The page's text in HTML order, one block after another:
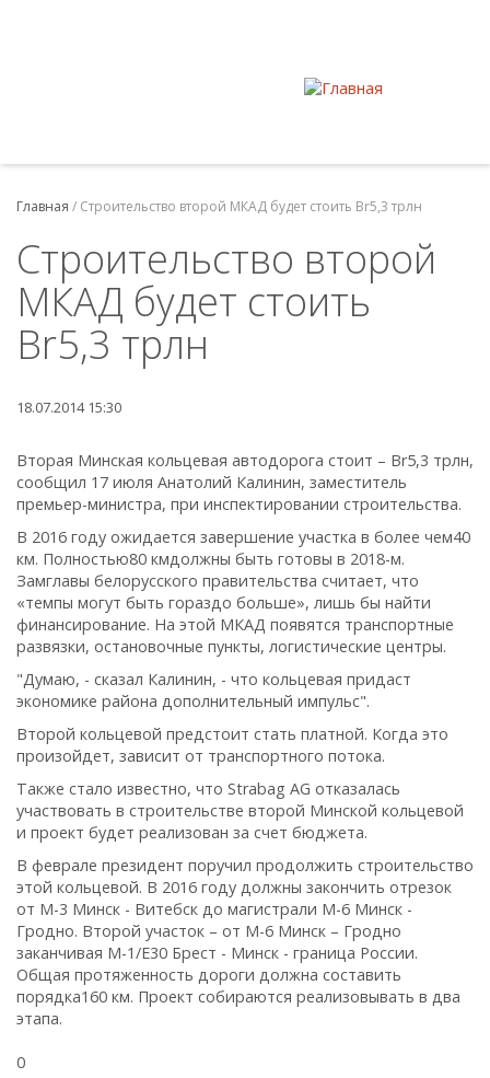
Главная / Строительство второй МКАД будет стоить Br5,3 трлн
Строительство второй
МКАД будет стоить
Br5,3 трлн
18.07.2014 15:30
Вторая Минская кольцевая автодорога стоит – Br5,3 трлн,
сообщил 17 июля Анатолий Калинин, заместитель
премьер-министра, при инспектировании строительства.
В 2016 году ожидается завершение участка в более чем40
км. Полностью80 кмдолжны быть готовы в 2018-м.
Замглавы белорусского правительства считает, что
«темпы могут быть гораздо больше», лишь бы найти
финансирование. На этой МКАД появятся транспортные
развязки, остановочные пункты, логистические центры.
"Думаю, - сказал Калинин, - что кольцевая придаст
экономике района дополнительный импульс".
Второй кольцевой предстоит стать платной. Когда это
произойдет, зависит от транспортного потока.
Также стало известно, что Strabag AG отказалась
участвовать в строительстве второй Минской кольцевой
и проект будет реализован за счет бюджета.
В феврале президент поручил продолжить строительство
этой кольцевой. В 2016 году должны закончить отрезок
от М-3 Минск - Витебск до магистрали М-6 Минск -
Гродно. Второй участок – от М-6 Минск – Гродно
заканчивая М-1/Е30 Брест - Минск - граница России.
Общая протяженность дороги должна составить
порядка160 км. Проект собираются реализовывать в два
этапа.
0